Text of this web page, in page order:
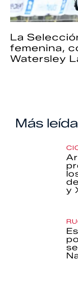
La
femenina,
Watersley
Más
y